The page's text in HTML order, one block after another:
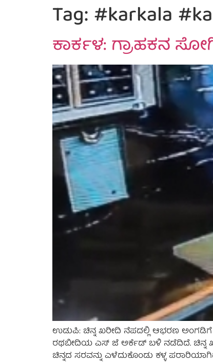
Tag:#karkala
ಕಾರ್ಕಳ: ಗ್ರಾಹಕನ
ಉಡುಪಿ: ಚಿನ್ನ ಖರೀದಿ ನೆಪದಲ್ಲಿ ಆಭರಣ
ರಥಬೀದಿಯ ಎಸ್ ಜೆ‌ ಅರ್ಕೆಡ್ ಬಳಿ‌ ನಡೆದಿದೆ. ಚಿನ್ನ
ಚಿನ್ನದ ಸರವನ್ನು ಎಳೆದುಕೊಂಡು ಕಳ್ಳ